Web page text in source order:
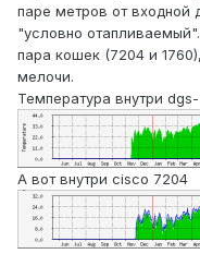
паре метров от входной
"условно
пара кошек (7204 и
мелочи.
Температура внутри dgs-
А вот внутри cisco 7204